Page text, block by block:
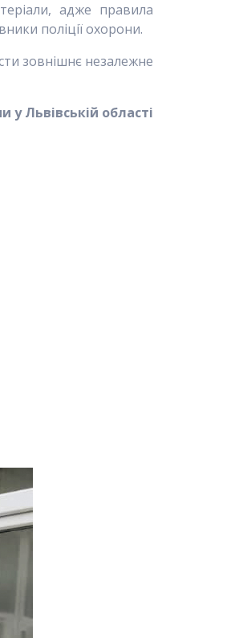
адже правила
поліції охорони.
зовнішнє незалежне
у Львівській області